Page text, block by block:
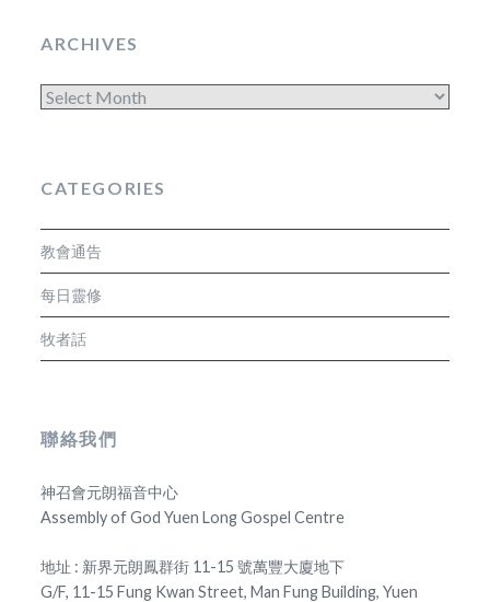
ARCHIVES
Archives
CATEGORIES
教會通告
每日靈修
牧者話
聯絡我們
神召會元朗福音中心
Assembly of God Yuen Long Gospel Centre
地址 : 新界元朗鳳群街 11-15 號萬豐大廈地下
G/F, 11-15 Fung Kwan Street, Man Fung Building, Yuen